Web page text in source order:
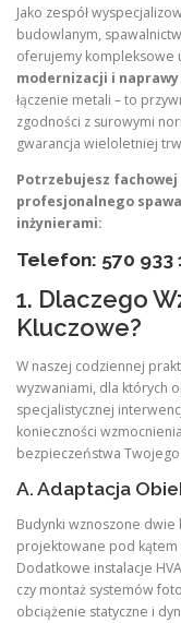
Jako zespół
budowlanym,
oferujemy kompleksowe
modernizacji i
łączenie metali – to
zgodności z surowymi
gwarancja wieloletniej
Potrzebujesz
profesjonalnego
inżynierami:
Telefon: 570 933
1. Dlaczego
Kluczowe?
W naszej codziennej
wyzwaniami, dla których
specjalistycznej
konieczności
bezpieczeństwa
A. Adaptacja
Budynki wznoszone dwie
projektowane pod kątem
Dodatkowe instalacje
czy montaż systemów
obciążenie statyczne i